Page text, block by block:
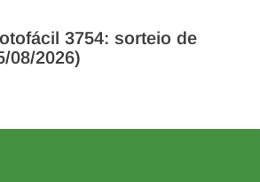
3754: sorteio de
08/2026)